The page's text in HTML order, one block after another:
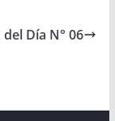
Día N° 06